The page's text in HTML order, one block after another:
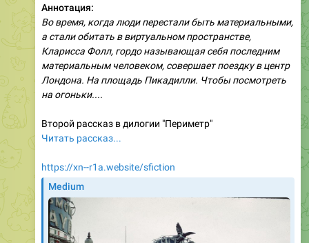
Аннотация:
Во время, когда люди перестали быть материальными,
а стали обитать в виртуальном пространстве,
Кларисса Фолл, гордо называющая себя последним
материальным человеком, совершает поездку в центр
Лондона. На площадь Пикадилли. Чтобы посмотреть
на огоньки....
Второй рассказ в дилогии "Периметр"
Читать рассказ...
https://xn--r1a.website/sfiction
Medium